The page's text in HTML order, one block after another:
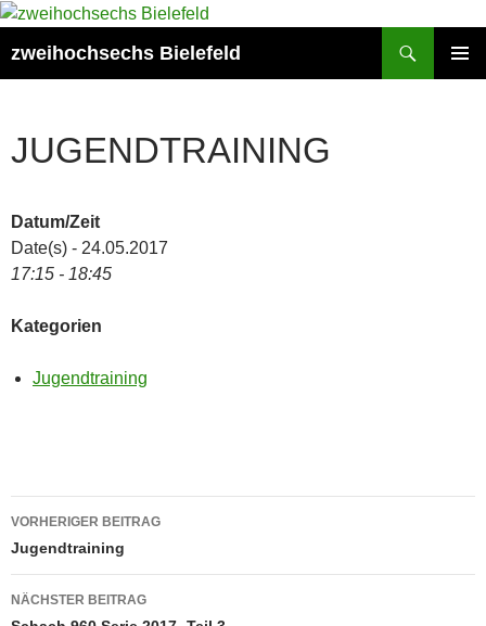
Zum
springen
zweihochsechs Bielefeld
JUGENDTRAINING
Datum/Zeit
Date(s) - 24.05.2017
17:15 - 18:45
Kategorien
Jugendtraining
Beitragsnavigation
VORHERIGER BEITRAG
Jugendtraining
NÄCHSTER BEITRAG